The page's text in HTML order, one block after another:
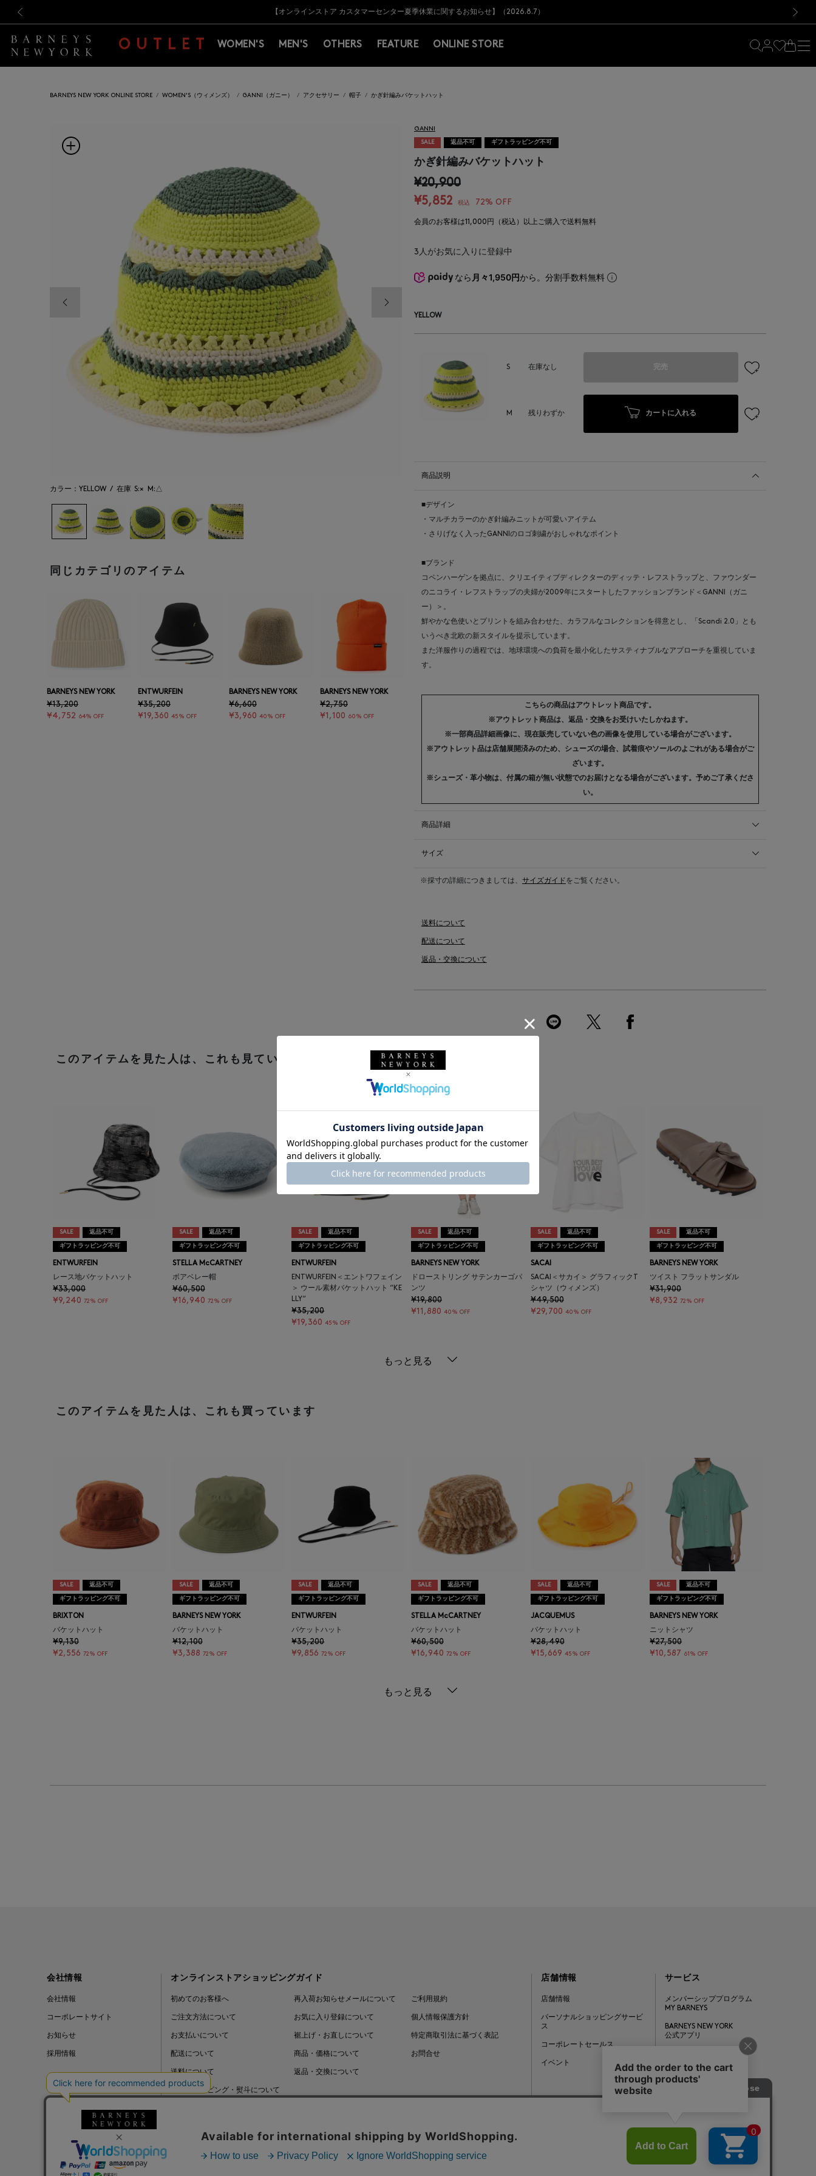
新規登録のお客様も対象！＜MY BARNEYS＞会員のお客様は11,000円（税込）以上のお買上げで常時送料無料！お買い物の際は会員登録を！
【夏季休業に伴う出荷一時停止のお知らせ】(2026.8.7)
【オンラインストア カスタマーセンター夏季休業に関するお知らせ】（2026.8.7）
【夏季休業に伴う返品・交換承り一時停止のお知らせ】（2026.8.5）
熊本県を中心とした地震の影響によるお荷物のお届けについて
【開催中】SUMMER SALEのご案内・ご注意事項
新規登録のお客様も対象！＜MY BARNEYS＞会員のお客様は11,000円（税込）以上のお買上げで常時送料無料！お買い物の際は会員登録を！
【夏季休業に伴う出荷一時停止のお知らせ】(2026.8.7)
OUTLET WOMEN'S MEN'S OTHERS FEATURE ONLINE STORE
BARNEYS NEW YORK ONLINE STORE WOMEN'S（ウィメンズ） GANNI（ガニー） アクセサリー 帽子 かぎ針編みバケットハット
カラー：YELLOW / 在庫 S:× M:△
同じカテゴリのアイテム
BARNEYS NEW YORK
¥13,200
¥4,752 64% OFF
ENTWURFEIN
¥35,200
¥19,360 45% OFF
BARNEYS NEW YORK
¥6,600
¥3,960 40% OFF
BARNEYS NEW YORK
¥2,750
¥1,100 60% OFF
GANNI
SALE
返品不可 ギフトラッピング不可
かぎ針編みバケットハット
¥20,900
¥5,852
税込 72% OFF
会員のお客様は11,000円（税込）以上ご購入で送料無料
3人がお気に入りに登録中
なら 月々1,950円から。分割手数料無料
YELLOW
S 在庫なし 完売
M 残りわずか カートに入れる
商品説明
■デザイン
・マルチカラーのかぎ針編みニットが可愛いアイテム
・さりげなく入ったGANNIのロゴ刺繍がおしゃれなポイント
■ブランド
コペンハーゲンを拠点に、クリエイティブディレクターのディッテ・レフストラップと、ファウンダー
のニコライ・レフストラップの夫婦が2009年にスタートしたファッションブランド＜GANNI（ガニ
ー）＞。
鮮やかな色使いとプリントを組み合わせた、カラフルなコレクションを得意とし、「Scandi 2.0」とも
いうべき北欧の新スタイルを提示しています。
また洋服作りの過程では、地球環境への負荷を最小化したサスティナブルなアプローチを重視していま
す。
こちらの商品はアウトレット商品です。
※アウトレット商品は、返品・交換をお受けいたしかねます。
※一部商品詳細画像に、現在販売していない色の画像を使用している場合がございます。
※アウトレット品は店舗展開済みのため、シューズの場合、試着痕やソールのよごれがある場合がご
ざいます。
※シューズ・革小物は、付属の箱が無い状態でのお届けとなる場合がございます。予めご了承くださ
い。
商品詳細
サイズ
※採寸の詳細につきましては、 サイズガイドをご覧ください。
送料について
配送について
返品・交換について
このアイテムを見た人は、これも見ています
SALE 返品不可
ギフトラッピング不可
ENTWURFEIN
レース地バケットハット
¥33,000
¥9,240 72% OFF
SALE 返品不可
ギフトラッピング不可
STELLA McCARTNEY
ボアベレー帽
¥60,500
¥16,940 72% OFF
SALE 返品不可
ギフトラッピング不可
ENTWURFEIN
ENTWURFEIN＜エントワフェイン
＞ ウール素材バケットハット “KE
LLY“
¥35,200
¥19,360 45% OFF
SALE 返品不可
ギフトラッピング不可
BARNEYS NEW YORK
ドローストリング サテンカーゴパ
ンツ
¥19,800
¥11,880 40% OFF
SALE 返品不可
ギフトラッピング不可
SACAI
SACAI＜サカイ＞ グラフィックT
シャツ（ウィメンズ）
¥49,500
¥29,700 40% OFF
SALE 返品不可
ギフトラッピング不可
BARNEYS NEW YORK
ツイスト フラットサンダル
¥31,900
¥8,932 72% OFF
もっと見る
このアイテムを見た人は、これも買っています
SALE 返品不可
ギフトラッピング不可
BRIXTON
バケットハット
¥9,130
¥2,556 72% OFF
SALE 返品不可
ギフトラッピング不可
BARNEYS NEW YORK
バケットハット
¥12,100
¥3,388 72% OFF
SALE 返品不可
ギフトラッピング不可
ENTWURFEIN
バケットハット
¥35,200
¥9,856 72% OFF
SALE 返品不可
ギフトラッピング不可
STELLA McCARTNEY
バケットハット
¥60,500
¥16,940 72% OFF
SALE 返品不可
ギフトラッピング不可
JACQUEMUS
バケットハット
¥28,490
¥15,669 45% OFF
SALE 返品不可
ギフトラッピング不可
BARNEYS NEW YORK
ニットシャツ
¥27,500
¥10,587 61% OFF
もっと見る
会社情報
会社情報
コーポレートサイト
お知らせ
採用情報
オンラインストアショッピングガイド
初めてのお客様へ
ご注文方法について
お支払いについて
配送について
送料について
ギフトラッピング・熨斗について
再入荷お知らせメールについて
お気に入り登録について
裾上げ・お直しについて
商品・価格について
返品・交換について
ご利用規約
個人情報保護方針
特定商取引法に基づく表記
お問合せ
店舗情報
店舗情報
パーソナルショッピングサービ
ス
コーポレートセールス
イベント
サービス
メンバーシッププログラム
MY BARNEYS
BARNEYS NEW YORK
公式アプリ